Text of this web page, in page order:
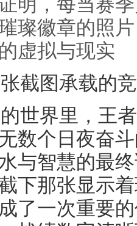
璨徽章的照
虚拟与现实
截图承载的
世界里，王
数个日夜奋
与智慧的最
下那张显示
了一次重要